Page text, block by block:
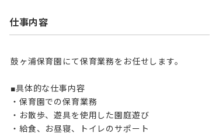
仕事内容
鼓ヶ浦保育園にて保育業務をお任せします。
■具体的な仕事内容
・保育園での保育業務
・お散歩、遊具を使用した園庭遊び
・給食、お昼寝、トイレのサポート